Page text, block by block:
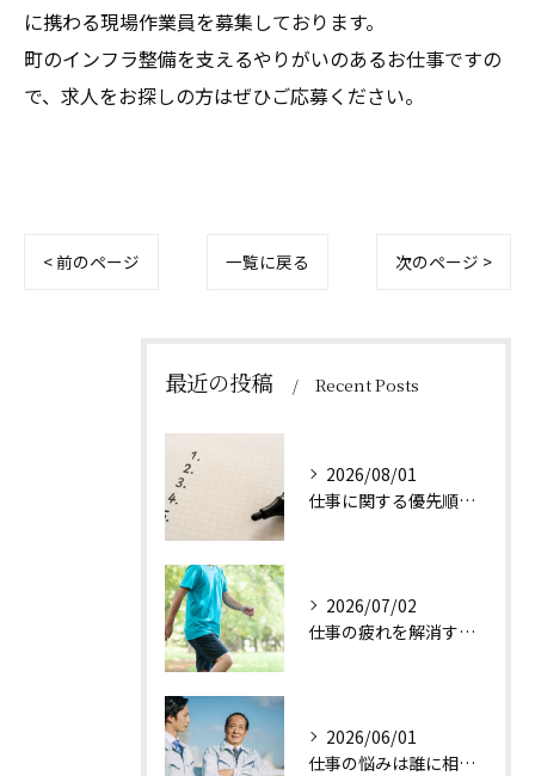
に携わる現場作業員を募集しております。
町のインフラ整備を支えるやりがいのあるお仕事ですの
で、求人をお探しの方はぜひご応募ください。
< 前のページ 一覧に戻る 次のページ >
最近の投稿 Recent Posts
2026/08/01
仕事に関する優先順位のつけ方とは
2026/07/02
仕事の疲れを解消する方法は？
2026/06/01
仕事の悩みは誰に相談すれば良い？